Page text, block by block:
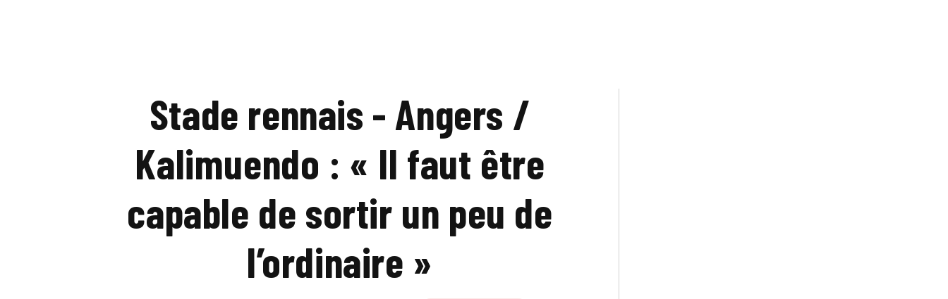
Stade rennais - Angers /
Kalimuendo : « Il faut être
capable de sortir un peu de
l’ordinaire »